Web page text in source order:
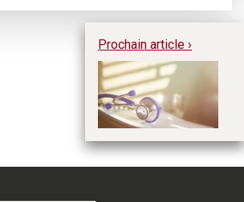
Prochain article ›